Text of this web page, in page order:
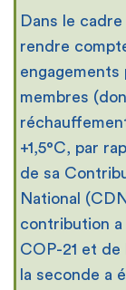
Dans le cadre
rendre
engagements
membres
+1,5°C, par
de sa
National
contribution a
COP-21 et de
la seconde a